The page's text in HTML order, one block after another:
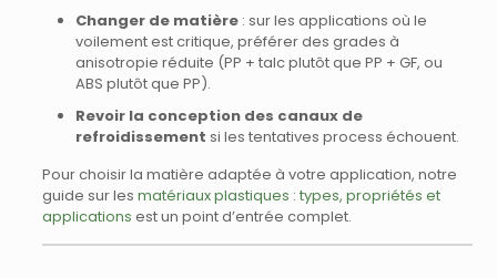
Changer de matière : sur les applications où le
voilement est critique, préférer des grades à
anisotropie réduite (PP + talc plutôt que PP + GF, ou
ABS plutôt que PP).
Revoir la conception des canaux de
refroidissement si les tentatives process échouent.
Pour choisir la matière adaptée à votre application, notre
guide sur les matériaux plastiques : types, propriétés et
applications est un point d’entrée complet.